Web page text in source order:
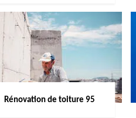
Rénovation de toiture 95